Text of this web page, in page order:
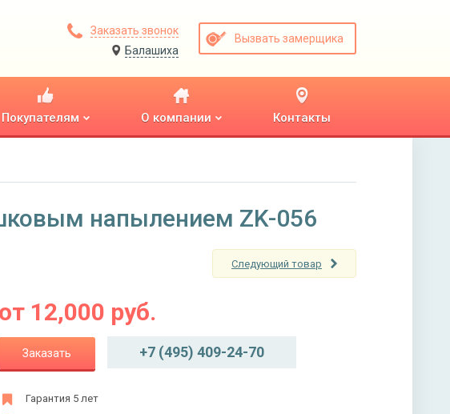
Заказать звонок
Балашиха
Вызвать замерщика
Покупателям О компании Контакты
напылением ZK-056
Следующий товар
от 12,000 руб.
Заказать +7 (495) 409-24-70
Гарантия 5 лет